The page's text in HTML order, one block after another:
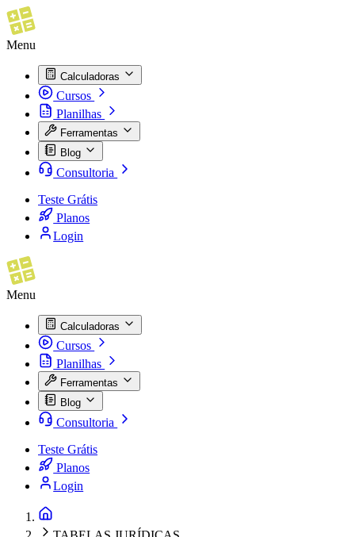
Menu
Calculadoras
Cursos
Planilhas
Ferramentas
Blog
Consultoria
Teste Grátis
Planos
Login
Menu
Calculadoras
Cursos
Planilhas
Ferramentas
Blog
Consultoria
Teste Grátis
Planos
Login